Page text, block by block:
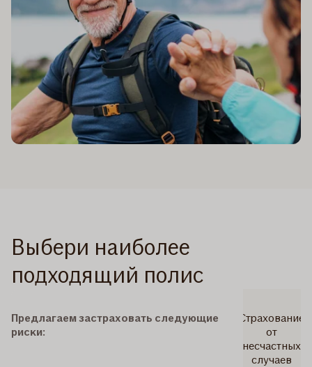
Выбери наиболее
подходящий полис
Предлагаем застраховать следующие
риски:
Страхование
от
несчастных
случаев